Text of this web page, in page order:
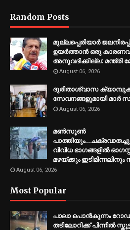
Random Posts
മുല്ലപ്പെരിയാര്‍
ഉയര്‍ത്താന്‍ ഒരു
അനുവദിക്കില്ല:
August 06, 2026
ദുരിതാശ്വാസ
സേവനങ്ങളുമായി മാർ
August 06, 2026
മണ്‍സൂണ്‍
വിവിധ ഭാഗങ്ങളില്‍
മഴയ്ക്കും
August 06, 2026
Most Popular
പാലാ പൊൻകുന്നം
തടിലോറിക്ക് പിന്നിൽ